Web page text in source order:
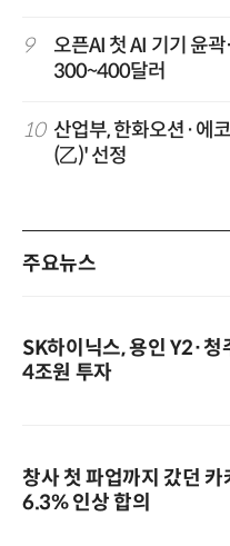
9
오픈AI 첫 AI 기기 윤
300~400달러
10 산업부, 한화오션·에
(乙)' 선정
주요뉴스
SK하이닉스, 용인 Y2·
4조원 투자
창사 첫 파업까지 갔던
6.3% 인상 합의